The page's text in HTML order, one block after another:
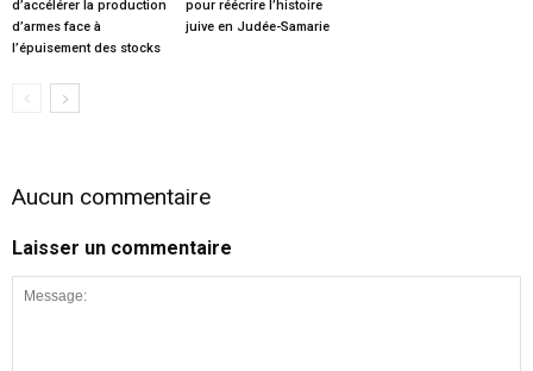
d’accélérer la production
d’armes face à
l’épuisement des stocks
pour réécrire l’histoire
juive en Judée-Samarie
Aucun commentaire
Laisser un commentaire